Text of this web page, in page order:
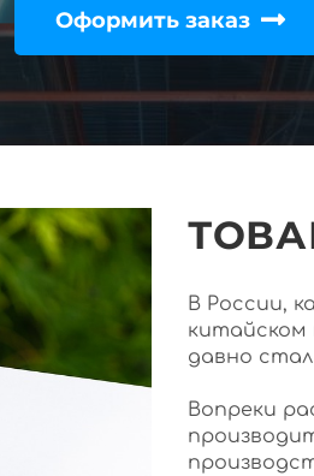
Оформить заказ
В России,
китайском
давно
Вопреки